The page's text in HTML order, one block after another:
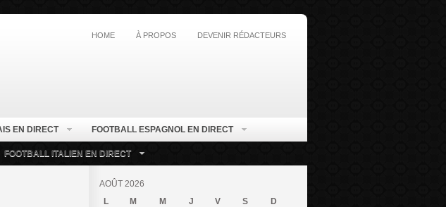
HOME À PROPOS DEVENIR RÉDACTEURS
EN DIRECT FOOTBALL ESPAGNOL EN DIRECT
FOOTBALL ITALIEN EN DIRECT
AOÛT 2026
L
M M J V S D